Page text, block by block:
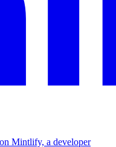
Mintlify, a developer